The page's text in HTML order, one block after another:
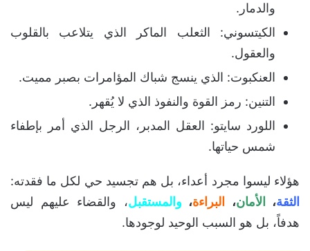
والدمار.
الكيتسوني: الثعلب الماكر الذي يتلاعب بالقلوب
والعقول.
العنكبوت: الذي ينسج شباك المؤامرات بصبر مميت.
التنين: رمز القوة والنفوذ الذي لا يُقهر.
اللورد سايتو: العقل المدبر، الرجل الذي أمر بإطفاء
شمس حياتها.
هؤلاء ليسوا مجرد أعداء، بل هم تجسيد حي لكل ما فقدته:
الثقة، الأمان، البراءة، والمستقبل، والقضاء عليهم ليس
هدفاً، بل هو السبب الوحيد لوجودها.